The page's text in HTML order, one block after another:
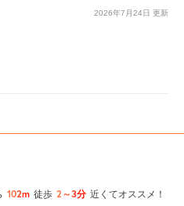
2026年7月24日 更新
102m 徒歩 2～3分 近くてオススメ！